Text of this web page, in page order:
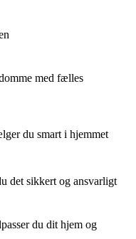
med fælles
du smart i hjemmet
det sikkert og ansvarligt
du dit hjem og